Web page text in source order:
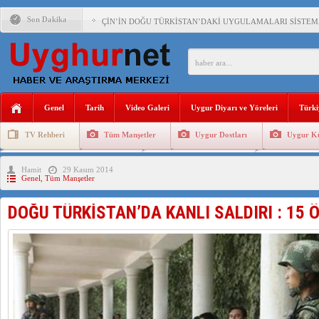
Son Dakika ÇİN’İN DOĞU TÜRKİSTAN’DAKİ UYGULAMALARI
DİYANET AKADEMİSİ BAŞKANI DOÇ.DR.KAAN : DOĞU
ÇİN’İN UYGUR POLİTİKALARINI ÖVEN DİYANET
MHP’DEN URUMÇİ KATLİAMI MESAJİ : 05.07.2009
İŞGALCİ ÇİN’DEN “FETİHLER SULTANI
SAADET PARTİSİ İLÇE BAŞKANI : TEMMUZ AYI,DOĞU
İŞGALCİ ÇİN,DOĞU TÜRKİSTAN’DA EN AZ 143 BİN
Genel Tarih Video Galeri Uygur Diyarı ve Yöreleri
TV Rehberi Tüm Manşetler Uygur Dostları Uygur
Uygurlarda Düğün ve Cenaze
Hamit
29 Kasım 2014
Genel Tüm Manşetler
DOĞU TÜRKİSTAN’DA KANLI SALDIRI : 15